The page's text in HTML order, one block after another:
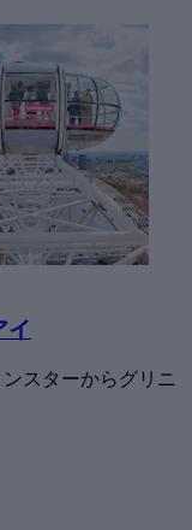
イ
スターからグリニ